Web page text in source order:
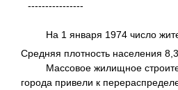
----------------
На 1 января 1974 число
Средняя плотность населения
Массовое жилищное
города привели к